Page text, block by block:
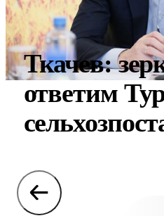
Ткачев:
ответим